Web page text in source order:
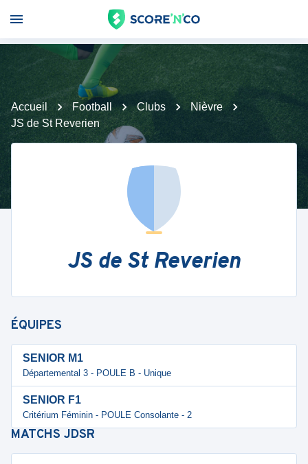
Accueil Football Clubs
Nièvre
JS de St Reverien
JS de St Reverien
ÉQUIPES
SENIOR M1
Départemental 3 - POULE B - Unique
SENIOR F1
Critérium Féminin - POULE Consolante - 2
MATCHS JDSR